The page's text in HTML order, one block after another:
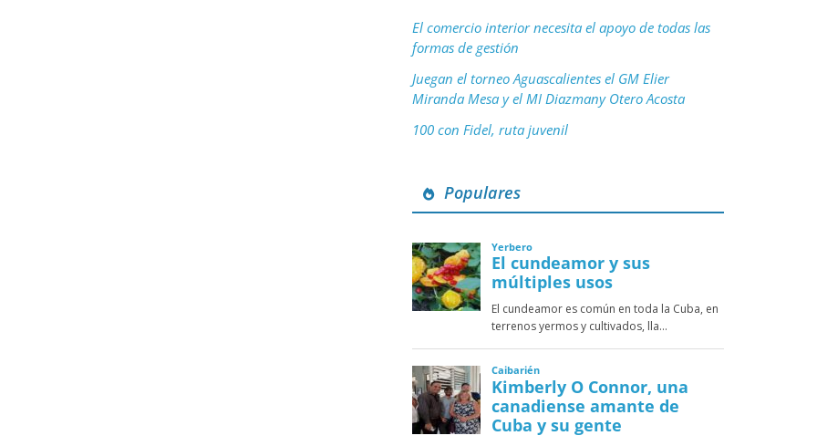
El comercio interior necesita el apoyo de todas las
formas de gestión
Juegan el torneo Aguascalientes el GM Elier
Miranda Mesa y el MI Diazmany Otero Acosta
100 con Fidel, ruta juvenil
Populares